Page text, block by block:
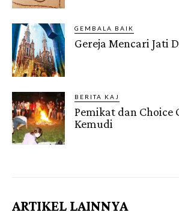
GEMBALA BAIK
Gereja Mencari Jati
BERITA KAJ
Pemikat dan Choice
Kemudi
Gendis.ID
ARTIKEL LAINNYA